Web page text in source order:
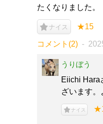
たくなりました。
ナイス ★15
コメント(2)
うりぼう
Eiichi Hara
ざいます。
ナイス